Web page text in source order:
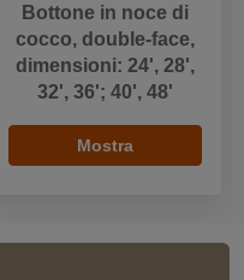
Bottone in noce di
cocco, double-face,
dimensioni: 24', 28',
32', 36'; 40', 48'
Mostra